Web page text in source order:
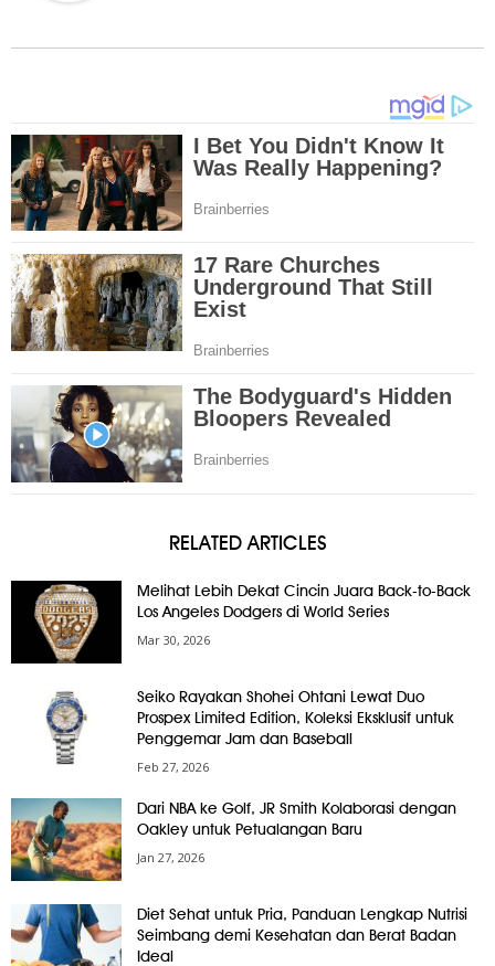
RELATED ARTICLES
Melihat Lebih Dekat Cincin Juara Back-to-Back
Los Angeles Dodgers di World Series
Mar 30, 2026
Seiko Rayakan Shohei Ohtani Lewat Duo
Prospex Limited Edition, Koleksi Eksklusif untuk
Penggemar Jam dan Baseball
Feb 27, 2026
Dari NBA ke Golf, JR Smith Kolaborasi dengan
Oakley untuk Petualangan Baru
Jan 27, 2026
Diet Sehat untuk Pria, Panduan Lengkap Nutrisi
Seimbang demi Kesehatan dan Berat Badan
Ideal